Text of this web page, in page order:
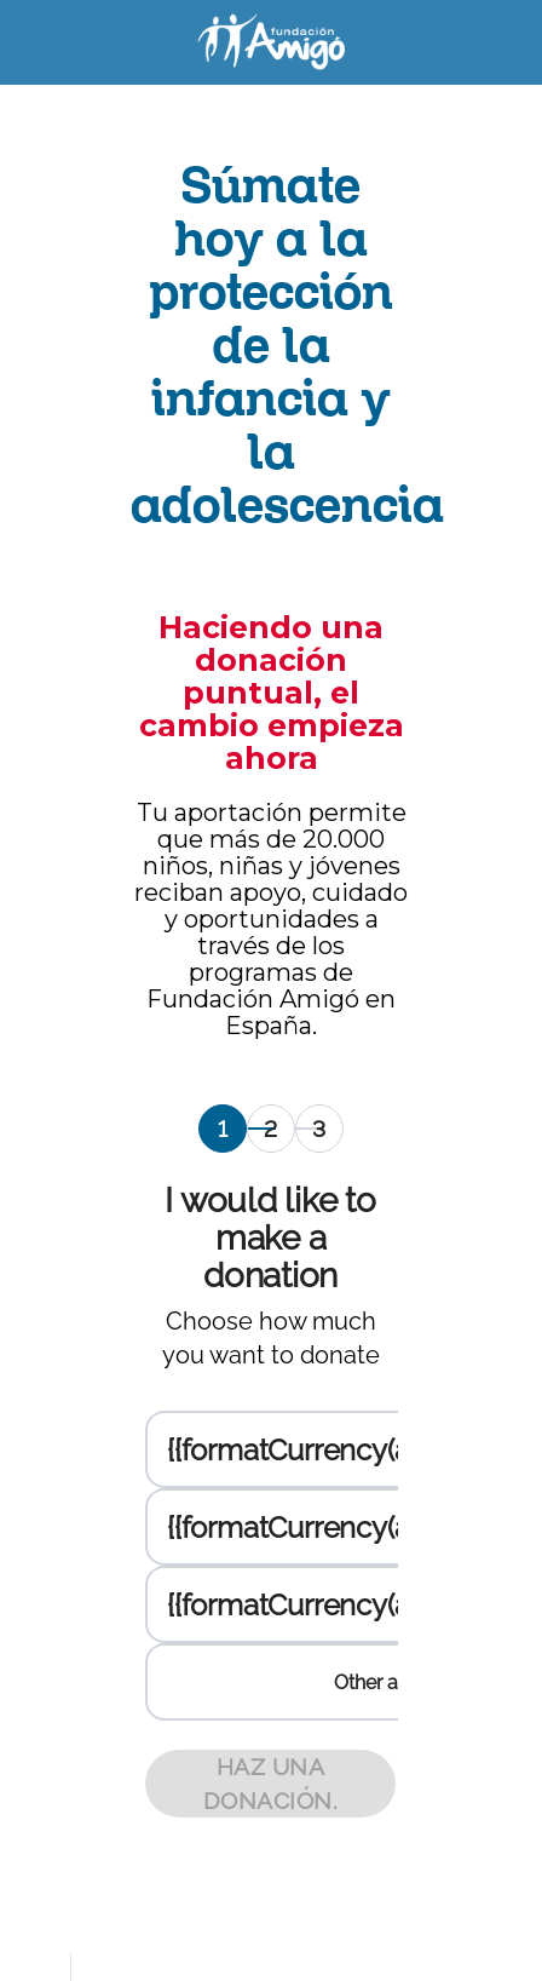
Súmate
hoy a la
protección
de la
infancia y
la
adolescencia
Haciendo una
donación
puntual, el
cambio empieza
ahora
Tu aportación permite
que más de 20.000
niños, niñas y jóvenes
reciban apoyo, cuidado
y oportunidades a
través de los
programas de
Fundación Amigó en
España.